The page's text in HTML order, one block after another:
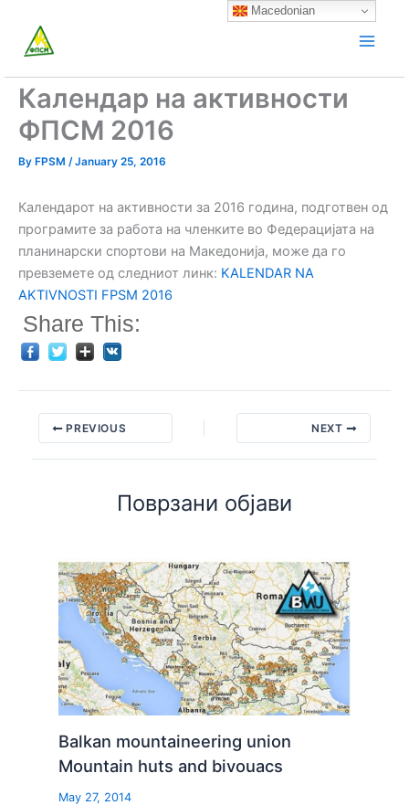
content
Календар на активности
ФПСМ 2016
By FPSM /January 25, 2016
Календарот на активности за 2016 година, подготвен од
програмите за работа на членките во Федерацијата на
планинарски спортови на Македонија, може да го
превземете од следниот линк: KALENDAR NA
AKTIVNOSTI FPSM 2016
Share This:
PREVIOUS NEXT
Поврзани објави
Balkan mountaineering union
Mountain huts and bivouacs
May 27, 2014
Macedonian